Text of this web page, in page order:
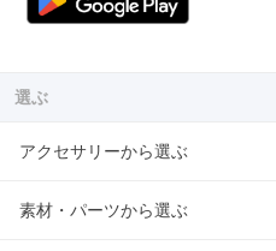
選ぶ
アクセサリーから選ぶ
素材・パーツから選ぶ